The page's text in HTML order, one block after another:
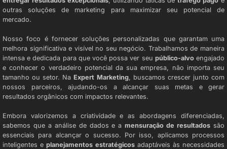
outras soluções de marketing para maximizar seu potencial de
mercado.
Nosso foco é fornecer soluções personalizadas que garantam uma
melhora significativa e visível no seu negócio. Trabalhamos de maneira
intensa e dedicada para que você possa ver seu público-alvoengajado
e conhecer o verdadeiro potencial da sua empresa, não importa seu
tamanho ou setor. NaExpert Marketing, buscamos crescer junto com
nossos parceiros, ajudando-os a alcançar suas metas e gerar
resultados orgânicos com impactos relevantes.
Embora valorizemos a criatividade e as abordagens diferenciadas,
sabemos que a análise de dados e amensuração de resultados são
essenciais para alcançar o sucesso. Por isso, aplicamos processos
inteligentes eplanejamentos estratégicosadaptáveis às necessidades